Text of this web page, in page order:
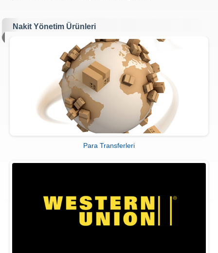
Nakit Yönetim Ürünleri
Para Transferleri